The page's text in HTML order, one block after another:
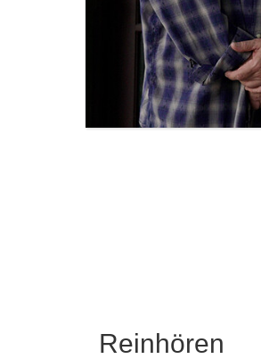
Reinhören